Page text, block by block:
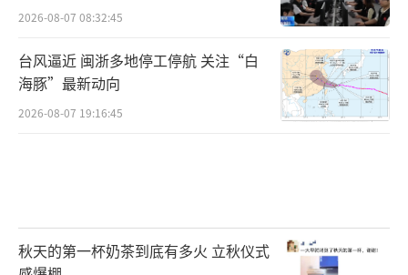
2026-08-07 08:32:45
台风逼近 闽浙多地停工停航 关注“白
海豚”最新动向
2026-08-07 19:16:45
秋天的第一杯奶茶到底有多火 立秋仪式